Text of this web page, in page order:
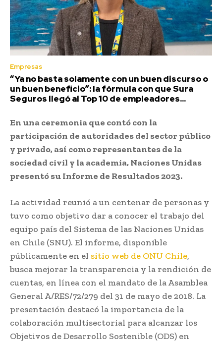
Empresas
“Ya no basta solamente con un buen discurso o
un buen beneficio”: la fórmula con que Sura
Seguros llegó al Top 10 de empleadores...
En una ceremonia que contó con la
participación de autoridades del sector público
y privado, así como representantes de la
sociedad civil y la academia, Naciones Unidas
presentó su Informe de Resultados 2023.
La actividad reunió a un centenar de personas y
tuvo como objetivo dar a conocer el trabajo del
equipo país del Sistema de las Naciones Unidas
en Chile (SNU). El informe, disponible
públicamente en el sitio web de ONU Chile,
busca mejorar la transparencia y la rendición de
cuentas, en línea con el mandato de la Asamblea
General A/RES/72/279 del 31 de mayo de 2018. La
presentación destacó la importancia de la
colaboración multisectorial para alcanzar los
Objetivos de Desarrollo Sostenible (ODS) en